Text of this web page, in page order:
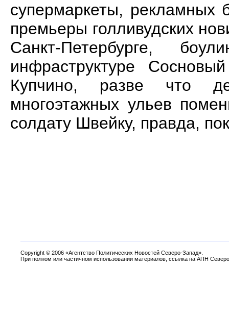
супермаркеты, рекламных
премьеры голливудских
Санкт-Петербурге,
инфраструктуре
Купчино, разве что
многоэтажных ульев
солдату Швейку, правда,
Copyright © 2006 «Агентство Политических Новостей Северо-Запад».
При полном или частичном использовании материалов, ссылка на АПН